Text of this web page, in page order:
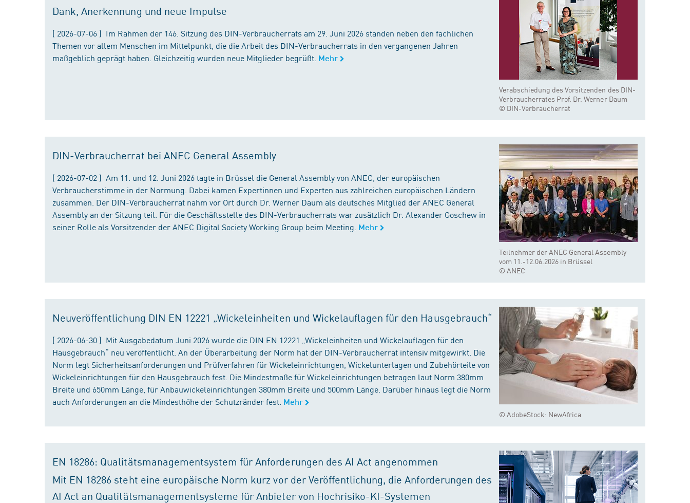
Verabschiedung des Vorsitzenden des DIN-
Verbraucherrates Prof. Dr. Werner Daum
© DIN-Verbraucherrat
Dank, Anerkennung und neue Impulse
( 2026-07-06 ) Im Rahmen der 146. Sitzung des DIN-Verbraucherrats am 29. Juni 2026 standen neben den fachlichen
Themen vor allem Menschen im Mittelpunkt, die die Arbeit des DIN-Verbraucherrats in den vergangenen Jahren
maßgeblich geprägt haben. Gleichzeitig wurden neue Mitglieder begrüßt. Mehr
Teilnehmer der ANEC General Assembly
vom 11.-12.06.2026 in Brüssel
© ANEC
DIN-Verbraucherrat bei ANEC General Assembly
( 2026-07-02 ) Am 11. und 12. Juni 2026 tagte in Brüssel die General Assembly von ANEC, der europäischen
Verbraucherstimme in der Normung. Dabei kamen Expertinnen und Experten aus zahlreichen europäischen Ländern
zusammen. Der DIN-Verbraucherrat nahm vor Ort durch Dr. Werner Daum als deutsches Mitglied der ANEC General
Assembly an der Sitzung teil. Für die Geschäftsstelle des DIN-Verbraucherrats war zusätzlich Dr. Alexander Goschew in
seiner Rolle als Vorsitzender der ANEC Digital Society Working Group beim Meeting. Mehr
© AdobeStock: NewAfrica
Neuveröffentlichung DIN EN 12221 „Wickeleinheiten und Wickelauflagen für den Hausgebrauch“
( 2026-06-30 ) Mit Ausgabedatum Juni 2026 wurde die DIN EN 12221 „Wickeleinheiten und Wickelauflagen für den
Hausgebrauch“ neu veröffentlicht. An der Überarbeitung der Norm hat der DIN-Verbraucherrat intensiv mitgewirkt. Die
Norm legt Sicherheitsanforderungen und Prüfverfahren für Wickeleinrichtungen, Wickelunterlagen und Zubehörteile von
Wickeleinrichtungen für den Hausgebrauch fest. Die Mindestmaße für Wickeleinrichtungen betragen laut Norm 380mm
Breite und 650mm Länge, für Anbauwickeleinrichtungen 380mm Breite und 500mm Länge. Darüber hinaus legt die Norm
auch Anforderungen an die Mindesthöhe der Schutzränder fest. Mehr
EN 18286: Qualitätsmanagementsystem für Anforderungen des AI Act angenommen
Mit EN 18286 steht eine europäische Norm kurz vor der Veröffentlichung, die Anforderungen des
AI Act an Qualitätsmanagementsysteme für Anbieter von Hochrisiko-KI-Systemen